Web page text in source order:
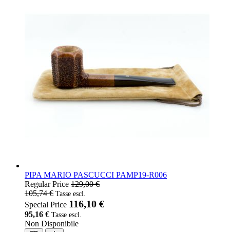
PIPA MARIO PASCUCCI PAMP19-R006
Special Price 116,10 €
95,16 €
Regular Price 129,00 €
105,74 €
Non Disponibile